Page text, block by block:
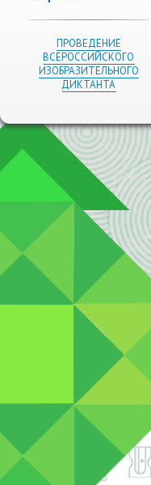
ПРОВЕДЕНИЕ
ВСЕРОССИЙСКОГО
ИЗОБРАЗИТЕЛЬНОГО
ДИКТАНТА